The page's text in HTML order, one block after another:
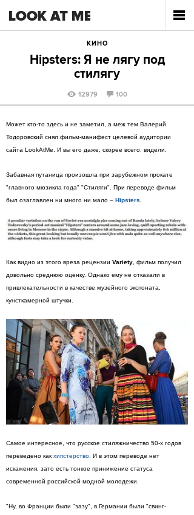
КИНО
Hipsters: Я не лягу под
стилягу
12979 100
Может кто-то здесь и не заметил, а меж тем Валерий
Тодоровский снял фильм-манифест целевой аудитории
сайта LookAtMe. И вы его даже, скорее всего, видели.
Забавная путаница произошла при зарубежном прокате
"главного мюзикла года" "Стиляги". При переводе фильм
был озаглавлен ни много ни мало – Hipsters
Как видно из этого вреза рецензии Variety , фильм получил
довольно среднюю оценку. Однако ему не отказали в
привлекательности в качестве музейного экспоната,
кунсткамерной штучки.
Самое интересное, что русское стиляжничество 50-х годов
переведено как хипстерство . И в этом переводе нет
искажения, зато есть тонкое принижение статуса
современной российской модной молодежи.
"Ну, во Франции были "зазу", в Германии были "свинг-